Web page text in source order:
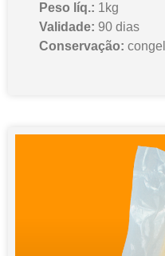
Peso líq.: 1kg
Validade: 90 dias
Conservação: